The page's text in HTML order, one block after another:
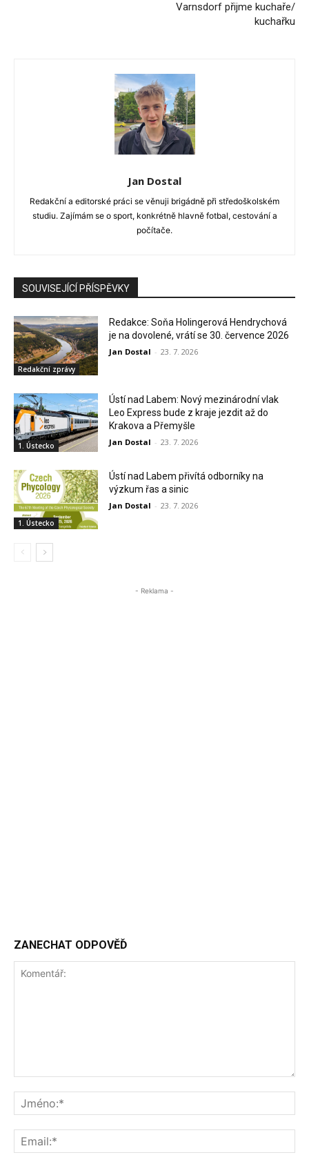
Varnsdorf přijme kuchaře/
kuchařku
Jan Dostal
Redakční a editorské práci se věnuji brigádně při středoškolském
studiu. Zajímám se o sport, konkrétně hlavně fotbal, cestování a
počítače.
SOUVISEJÍCÍ PŘÍSPĚVKY
Redakční zprávy
Redakce: Soňa Holingerová Hendrychová
je na dovolené, vrátí se 30. července 2026
Jan Dostal - 23. 7. 2026
1. Ústecko
Ústí nad Labem: Nový mezinárodní vlak
Leo Express bude z kraje jezdit až do
Krakova a Přemyšle
Jan Dostal - 23. 7. 2026
1. Ústecko
Ústí nad Labem přivítá odborníky na
výzkum řas a sinic
Jan Dostal - 23. 7. 2026
- Reklama -
ZANECHAT ODPOVĚĎ